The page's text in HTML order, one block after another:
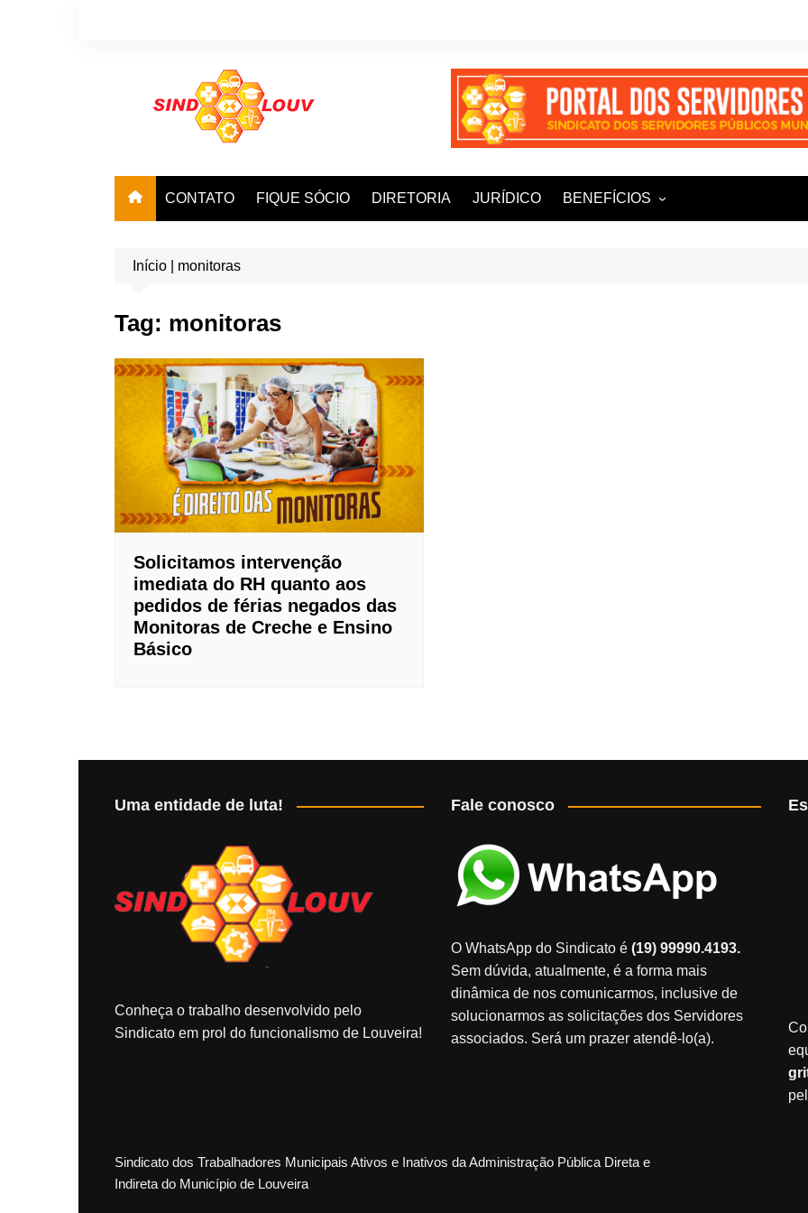
CONTATO FIQUE SÓCIO DIRETORIA JURÍDICO BENEFÍCIOS
Início monitoras
Tag: monitoras
Solicitamos intervenção
imediata do RH quanto aos
pedidos de férias negados das
Monitoras de Creche e Ensino
Básico
Uma entidade de luta!
Conheça o trabalho desenvolvido pelo
Sindicato em prol do funcionalismo de Louveira!
Fale conosco
O WhatsApp do Sindicato é (19) 99990.4193.
Sem dúvida, atualmente, é a forma mais
dinâmica de nos comunicarmos, inclusive de
solucionarmos as solicitações dos Servidores
associados. Será um prazer atendê-lo(a).
Sindicato dos Trabalhadores Municipais Ativos e Inativos da Administração Pública Direta e
Indireta do Município de Louveira